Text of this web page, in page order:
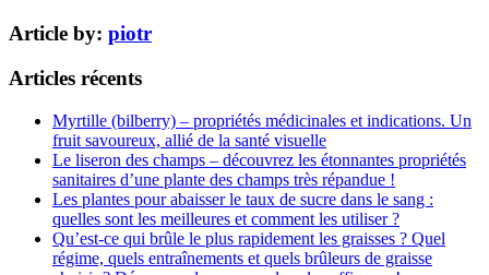
Article by: piotr
Articles récents
Myrtille (bilberry) – propriétés médicinales et indications. Un
fruit savoureux, allié de la santé visuelle
Le liseron des champs – découvrez les étonnantes propriétés
sanitaires d’une plante des champs très répandue !
Les plantes pour abaisser le taux de sucre dans le sang :
quelles sont les meilleures et comment les utiliser ?
Qu’est-ce qui brûle le plus rapidement les graisses ? Quel
régime, quels entraînements et quels brûleurs de graisse